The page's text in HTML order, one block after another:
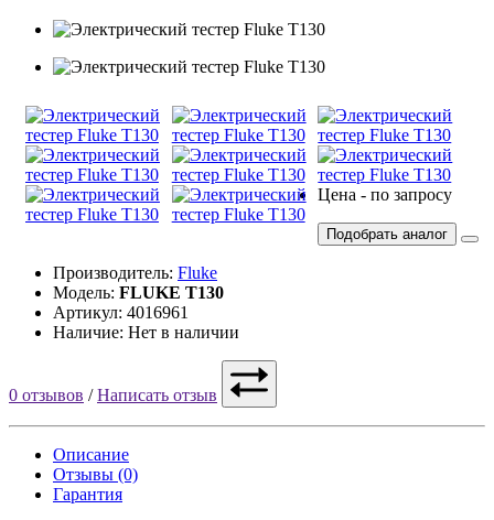
Цена - по запросу
Подобрать аналог
Производитель: Fluke
Модель: FLUKE T130
Артикул: 4016961
Наличие: Нет в наличии
0 отзывов /Написать отзыв
Описание
Отзывы (0)
Гарантия